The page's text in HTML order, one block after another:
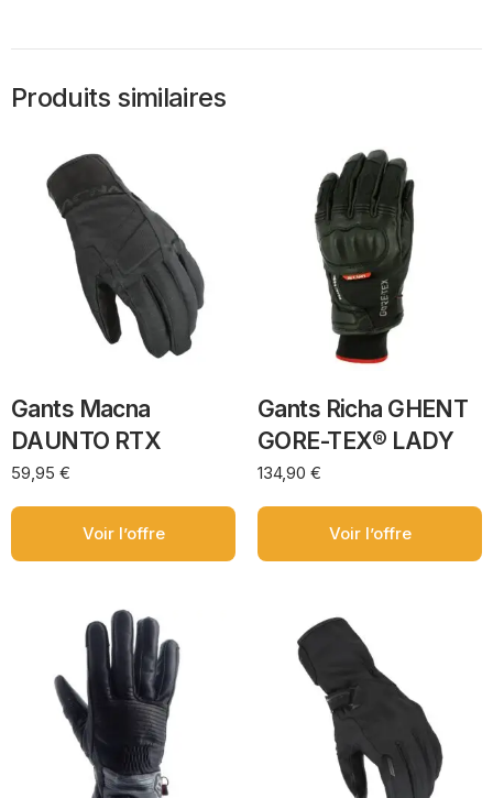
Produits similaires
Gants Macna
DAUNTO RTX
59,95 €
Voir l’offre
Gants Richa GHENT
GORE-TEX® LADY
134,90 €
Voir l’offre